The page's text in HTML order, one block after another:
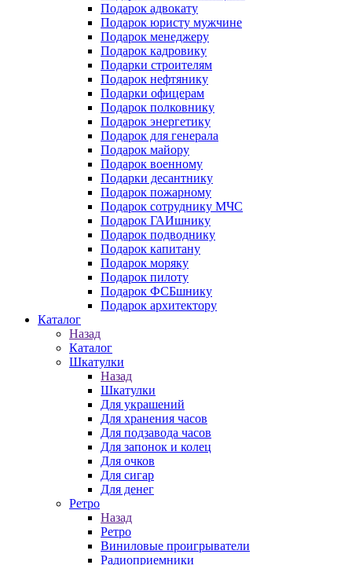
Подарок адвокату
Подарок юристу мужчине
Подарок менеджеру
Подарок кадровику
Подарки строителям
Подарок нефтянику
Подарки офицерам
Подарок полковнику
Подарок энергетику
Подарок для генерала
Подарок майору
Подарок военному
Подарки десантнику
Подарок пожарному
Подарок сотруднику МЧС
Подарок ГАИшнику
Подарок подводнику
Подарок капитану
Подарок моряку
Подарок пилоту
Подарок ФСБшнику
Подарок архитектору
Каталог
Назад
Каталог
Шкатулки
Назад
Шкатулки
Для украшений
Для хранения часов
Для подзавода часов
Для запонок и колец
Для очков
Для сигар
Для денег
Ретро
Назад
Ретро
Виниловые проигрыватели
Радиоприемники